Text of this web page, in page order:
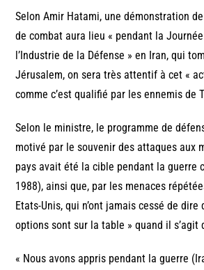
Selon Amir Hatami, une démonstration
de combat aura lieu « pendant la
l’Industrie de la Défense » en Iran, qui
Jérusalem, on sera très attentif à cet «
comme c’est qualifié par les ennemis de
Selon le ministre, le programme de
motivé par le souvenir des attaques aux
pays avait été la cible pendant la guerre
1988), ainsi que, par les menaces
Etats-Unis, qui n’ont jamais cessé de
options sont sur la table » quand il s’agit
« Nous avons appris pendant la guerre